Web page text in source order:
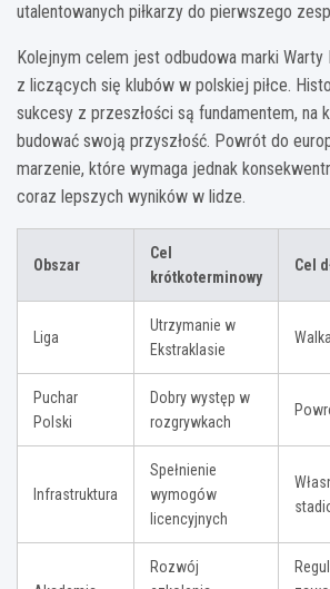
utalentowanych piłkarzy do pierwszego
Kolejnym celem jest odbudowa marki Warty
z liczących się klubów w polskiej piłce.
sukcesy z przeszłości są fundamentem, na
budować swoją przyszłość. Powrót do
marzenie, które wymaga jednak
coraz lepszych wyników w lidze.
Obszar
Cel
krótkoterminowy
Cel
Liga
Utrzymanie w
Ekstraklasie
Puchar
Polski
Dobry występ w
rozgrywkach
Infrastruktura
Spełnienie
wymogów
licencyjnych
Rozwój